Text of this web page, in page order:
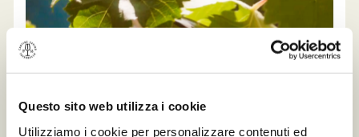
Questo sito web utilizza i cookie
Utilizziamo i cookie per personalizzare contenuti ed